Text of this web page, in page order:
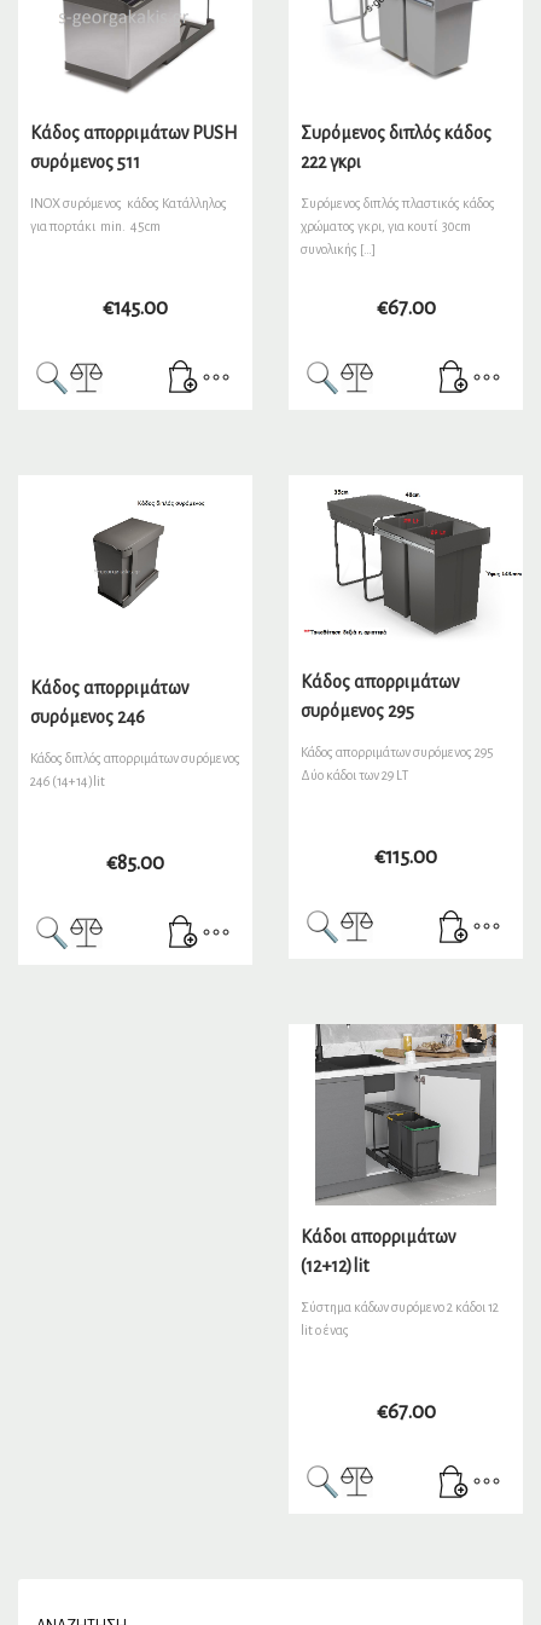
Κάδος απορριμάτων PUSH
συρόμενος 511
INOX συρόμενος κάδος Κατάλληλος
για πορτάκι min. 45cm
€145.00
Συρόμενος διπλός κάδος
222 γκρι
Συρόμενος διπλός πλαστικός κάδος
χρώματος γκρι, για κουτί 30cm
συνολικής […]
€67.00
Kάδος απορριμάτων
συρόμενος 246
Kάδος διπλός απορριμάτων συρόμενος
246 (14+14)lit
€85.00
Kάδος απορριμάτων
συρόμενος 295
Kάδος απορριμάτων συρόμενος 295
Δύο κάδοι των 29 LΤ
€115.00
Κάδοι απορριμάτων
(12+12)lit
Σύστημα κάδων συρόμενο 2 κάδοι 12
lit ο ένας
€67.00